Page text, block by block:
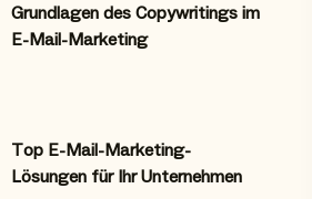
Grundlagen des Copywritings im
E-Mail-Marketing
Top E-Mail-Marketing-
Lösungen für Ihr Unternehmen